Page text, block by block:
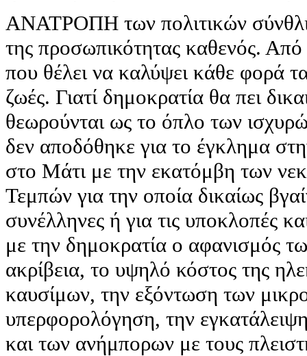
ΑΝΑΤΡΟΠΗ των πολιτικών
της προσωπικότητας καθενός.
που θέλει να καλύψει κάθε φορά
ζωές. Γιατί δημοκρατία θα πει
θεωρούνται ως το όπλο των
δεν αποδόθηκε για το έγκλημα
στο Μάτι με την εκατόμβη των
Τεμπών για την οποία δικαίως
συνέλληνες ή για τις υποκλοπές
με την δημοκρατία ο αφανισμός
ακρίβεια, το υψηλό κόστος της
καυσίμων, την εξόντωση των
υπερφορολόγηση, την
και των ανήμπορων με τους